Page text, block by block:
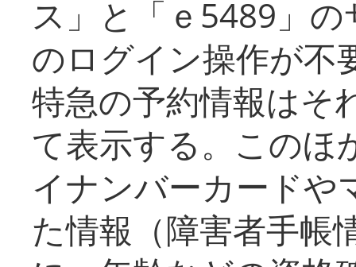
ス」と「ｅ5489」
のログイン操作が不
特急の予約情報はそ
て表示する。このほ
イナンバーカードや
た情報（障害者手帳